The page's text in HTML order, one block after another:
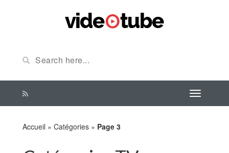
Accueil » Catégories » Page 3